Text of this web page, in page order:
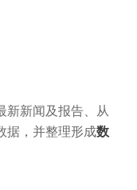
新新闻及报告、从
据，并整理形成数